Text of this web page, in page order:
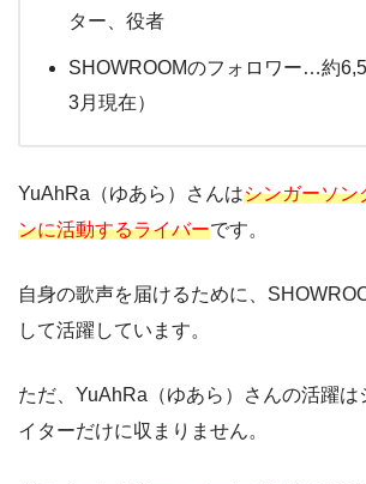
ター、役者
SHOWROOMのフォロワー…約
3月現在）
YuAhRa（ゆあら）さんはシンガーソン
ンに活動するライバーです。
自身の歌声を届けるために、
して活躍しています。
ただ、YuAhRa（ゆあら）さんの活躍は
イターだけに収まりません。